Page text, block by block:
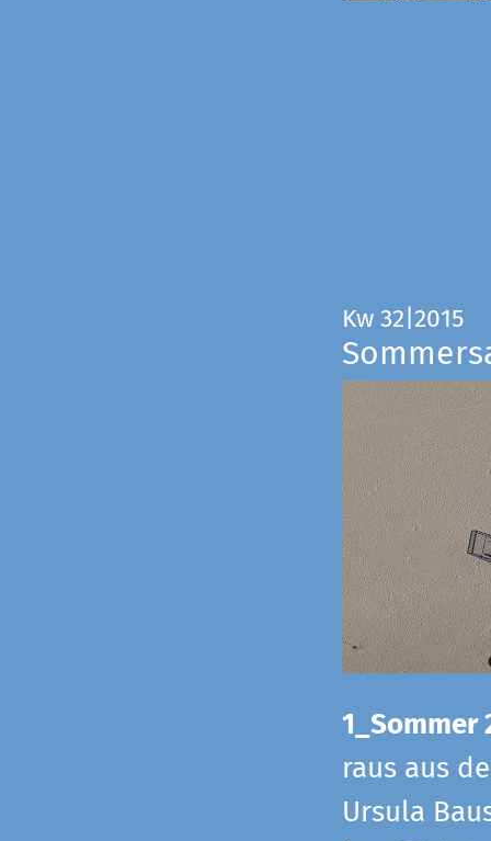
Kw 32|2015
raus aus
Ursula